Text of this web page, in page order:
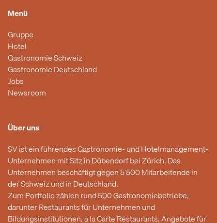
Menü
Gruppe
Hotel
Gastronomie Schweiz
Gastronomie Deutschland
Jobs
Newsroom
Über uns
SV ist ein führendes Gastronomie- und Hotelmanagement-
Unternehmen mit Sitz in Dübendorf bei Zürich. Das
Unternehmen beschäftigt gegen 5’500 Mitarbeitende in
der Schweiz und in Deutschland.
Zum Portfolio zählen rund 500 Gastronomiebetriebe,
darunter Restaurants für Unternehmen und
Bildungsinstitutionen, à la Carte Restaurants, Angebote für